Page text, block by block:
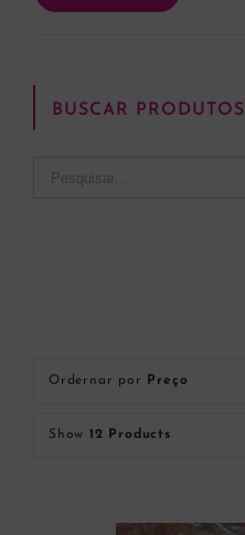
Ordernar por Preço
Show 12 Products
BUSCAR PRODUTOS